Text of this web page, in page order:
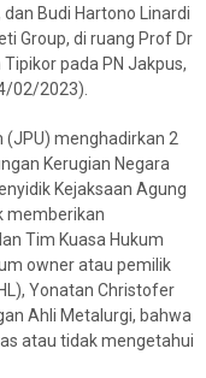
Budi Hartono Linardi
Group, di ruang Prof Dr
pada PN Jakpus,
02/2023).
(JPU) menghadirkan 2
Kerugian Negara
Kejaksaan Agung
memberikan
Tim Kuasa Hukum
owner atau pemilik
Yonatan Christofer
Ahli Metalurgi, bahwa
atau tidak mengetahui